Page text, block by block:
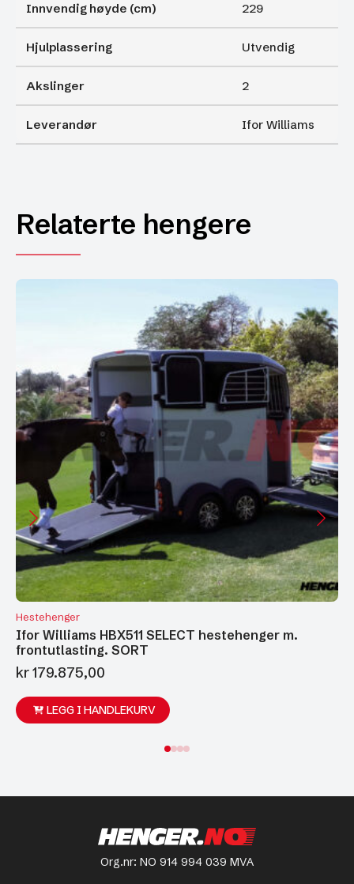
Innvendig høyde (cm) 229
Hjulplassering Utvendig
Akslinger 2
Leverandør Ifor Williams
Relaterte hengere
Hestehenger
Ifor Williams HBX511 SELECT hestehenger m.
frontutlasting. SORT
kr179.875,00
LEGG I HANDLEKURV
Org.nr: NO 914 994 039 MVA